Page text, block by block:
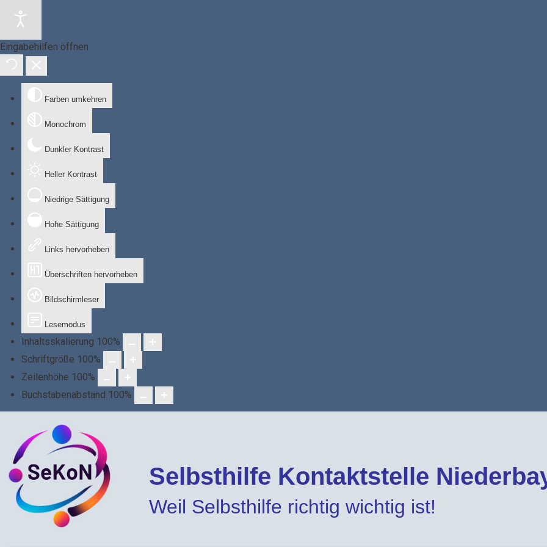
Eingabehilfen öffnen
Farben umkehren
Monochrom
Dunkler Kontrast
Heller Kontrast
Niedrige Sättigung
Hohe Sättigung
Links hervorheben
Überschriften hervorheben
Bildschirmleser
Lesemodus
Inhaltsskalierung 100%
Schriftgröße 100%
Zeilenhöhe 100%
Buchstabenabstand 100%
Selbsthilfe Kontaktstelle
Weil Selbsthilfe richtig wichtig ist!